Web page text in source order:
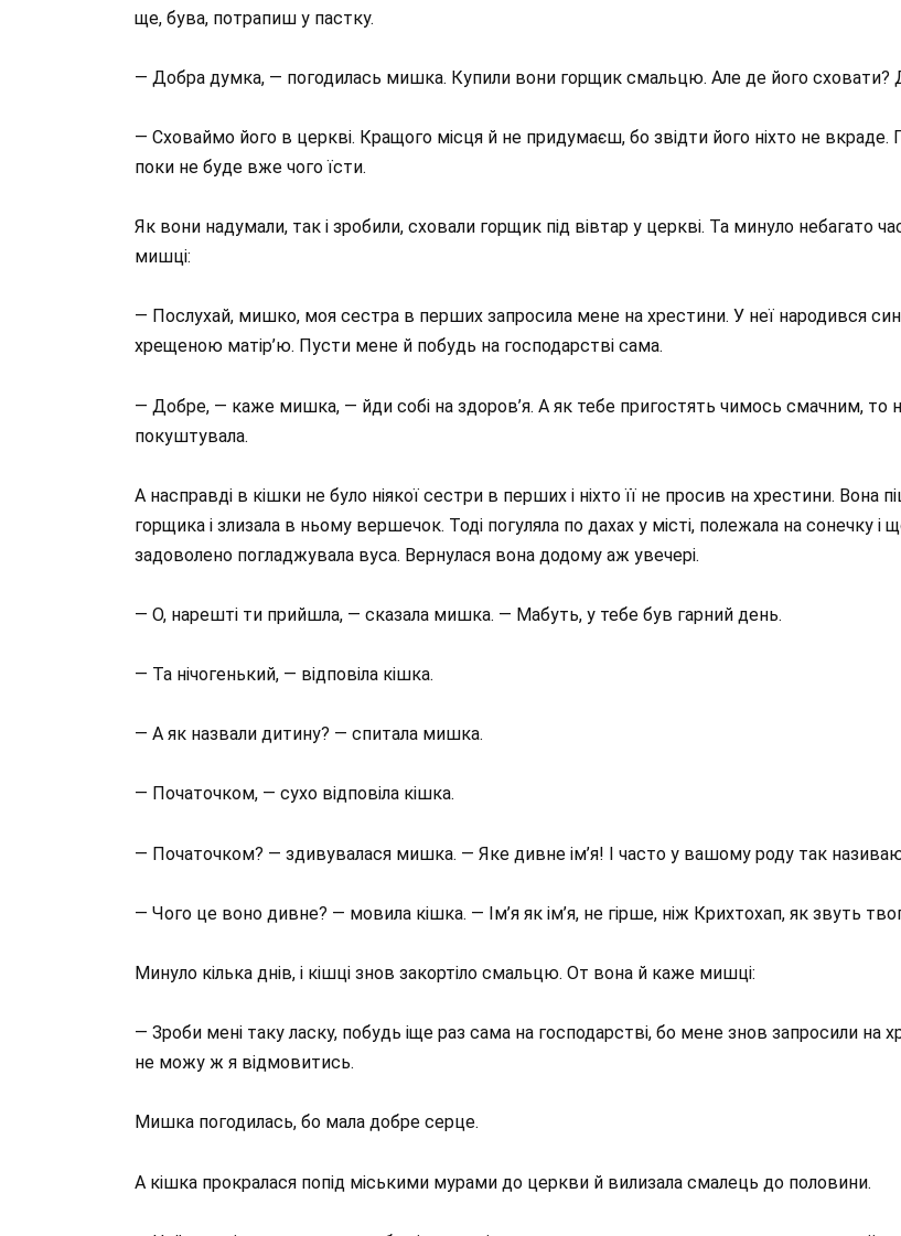
ще, бува, потрапиш у пастку.
— Добра думка, — погодилась мишка. Купили вони горщик смальцю. Але де його сховати?
— Сховаймо його в церкві. Кращого місця й не придумаєш, бо звідти його ніхто не вкраде.
поки не буде вже чого їсти.
Як вони надумали, так і зробили, сховали горщик під вівтар у церкві. Та минуло небагато
мишці:
— Послухай, мишко, моя сестра в перших запросила мене на хрестини. У неї народився
хрещеною матір’ю. Пусти мене й побудь на господарстві сама.
— Добре, — каже мишка, — йди собі на здоров’я. А як тебе пригостять чимось смачним, то
покуштувала.
А насправді в кішки не було ніякої сестри в перших і ніхто її не просив на хрестини. Вона
горщика і злизала в ньому вершечок. Тоді погуляла по дахах у місті, полежала на сонечку і
задоволено погладжувала вуса. Вернулася вона додому аж увечері.
— О, нарешті ти прийшла, — сказала мишка. — Мабуть, у тебе був гарний день.
— Та нічогенький, — відповіла кішка.
— А як назвали дитину? — спитала мишка.
— Початочком, — сухо відповіла кішка.
— Початочком? — здивувалася мишка. — Яке дивне ім’я! І часто у вашому роду так
— Чого це воно дивне? — мовила кішка. — Ім’я як ім’я, не гірше, ніж Крихтохап, як звуть
Минуло кілька днів, і кішці знов закортіло смальцю. От вона й каже мишці:
— Зроби мені таку ласку, побудь іще раз сама на господарстві, бо мене знов запросили
не можу ж я відмовитись.
Мишка погодилась, бо мала добре серце.
А кішка прокралася попід міськими мурами до церкви й вилизала смалець до половини.